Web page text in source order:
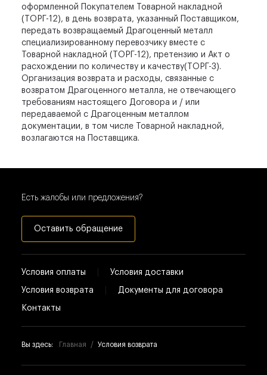
оформленной Покупателем Товарной накладной
(ТОРГ-12), в день возврата, указанный Поставщиком,
передать возвращаемый Драгоценный металл
специализированному перевозчику вместе с
Товарной накладной (ТОРГ-12), претензию и Акт о
расхождении по количеству и качеству(ТОРГ-3).
Организация возврата и расходы, связанные с
возвратом Драгоценного металла, не отвечающего
требованиям настоящего Договора и / или
передаваемой с Драгоценным металлом
документации, в том числе Товарной накладной,
возлагаются на Поставщика.
Есть жалобы или предложения?
Оставить обращение
Условия оплаты Условия доставки
Условия возврата Документы для договора
Контакты
Вы здесь: Главная Условия возврата